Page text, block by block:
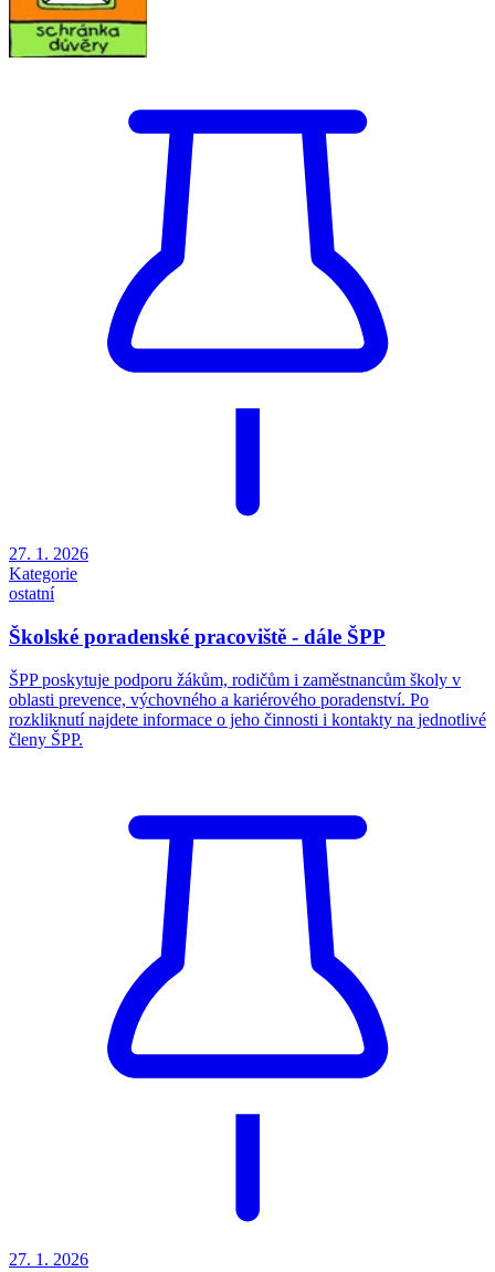
27. 1. 2026
Kategorie
ostatní
Školské poradenské pracoviště - dále ŠPP
ŠPP poskytuje podporu žákům, rodičům i zaměstnancům školy v
oblasti prevence, výchovného a kariérového poradenství. Po
rozkliknutí najdete informace o jeho činnosti i kontakty na jednotlivé
členy ŠPP.
27. 1. 2026